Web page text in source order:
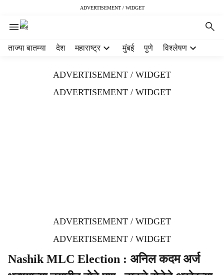
ADVERTISEMENT / WIDGET
ताज्या बातम्या देश महाराष्ट्र मुंबई पुणे विश्लेषण
ADVERTISEMENT / WIDGET
ADVERTISEMENT / WIDGET
ADVERTISEMENT / WIDGET
ADVERTISEMENT / WIDGET
Nashik MLC Election : अनिल कदम अर्ज